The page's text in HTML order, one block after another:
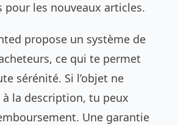
les nouveaux articles.
propose un système de
ce qui te permet
sérénité. Si l’objet ne
la description, tu peux
Une garantie